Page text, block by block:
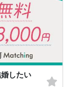
したい